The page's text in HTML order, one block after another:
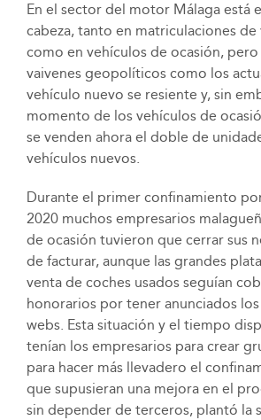
En el sector del motor Málaga está
cabeza, tanto en matriculaciones
como en vehículos de ocasión,
vaivenes geopolíticos como los
vehículo nuevo se resiente y, sin
momento de los vehículos de
se venden ahora el doble de
vehículos nuevos.
Durante el primer confinamiento
2020 muchos empresarios
de ocasión tuvieron que cerrar sus
de facturar, aunque las grandes
venta de coches usados seguían
honorarios por tener anunciados los
webs. Esta situación y el tiempo
tenían los empresarios para crear
para hacer más llevadero el
que supusieran una mejora en el
sin depender de terceros, plantó la